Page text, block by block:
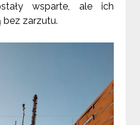
wsparte, ale ich
bez zarzutu.